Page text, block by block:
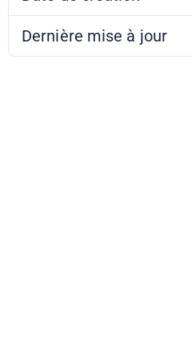
Dernière mise à jour